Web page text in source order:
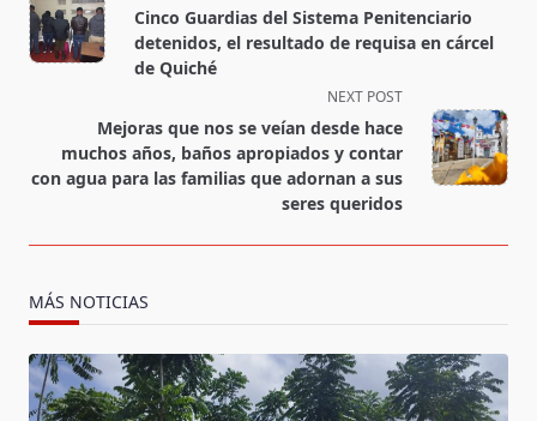
class="nav-
subtitle
screen-
text">Page</span>
Cinco Guardias del Sistema Penitenciario
detenidos, el resultado de requisa en cárcel
de Quiché
NEXT POST
Mejoras que nos se veían desde hace
muchos años, baños apropiados y contar
con agua para las familias que adornan a sus
seres queridos
MÁS NOTICIAS